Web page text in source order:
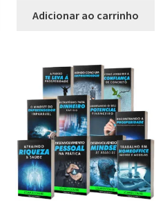
Adicionar ao carrinho